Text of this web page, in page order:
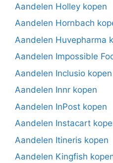
Aandelen Holley kopen
Aandelen Hornbach
Aandelen Huvepharma
Aandelen Impossible
Aandelen Inclusio
Aandelen Innr kopen
Aandelen InPost kopen
Aandelen Instacart
Aandelen Itineris kopen
Aandelen Kingfish